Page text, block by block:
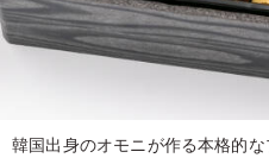
韓国出身のオモニが作る本格的